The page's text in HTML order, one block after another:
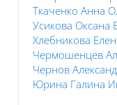
Ткаченко Анна
Усикова Оксана
Хлебникова
Чермошенцев
Чернов
Юрина Галина